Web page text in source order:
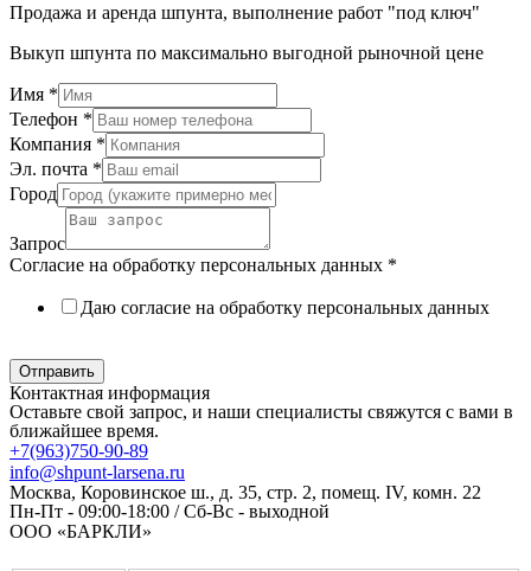
Продажа и аренда шпунта, выполнение работ "под ключ"
Выкуп шпунта по максимально выгодной рыночной цене
Имя *
Телефон *
Компания *
Эл. почта *
Город
Запрос
Согласие на обработку персональных данных *
Даю согласие на обработку персональных данных
Отправить
Контактная информация
Оставьте свой запрос, и наши специалисты свяжутся с вами в
ближайшее время.
+7(963)750-90-89
info@shpunt-larsena.ru
Москва, Коровинское ш., д. 35, стр. 2, помещ. IV, комн. 22
Пн-Пт - 09:00-18:00 / Сб-Вс - выходной
ООО «БАРКЛИ»